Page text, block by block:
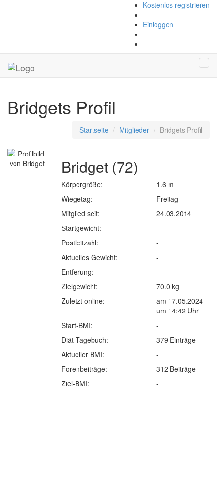
Kostenlos registrieren
Einloggen
Bridgets Profil
Startseite Mitglieder Bridgets Profil
Bridget (72)
Körpergröße:
1.6 m
Wiegetag:
Freitag
Mitglied seit:
24.03.2014
Startgewicht:
-
Postleitzahl:
-
Aktuelles Gewicht:
-
Entferung:
-
Zielgewicht:
70.0 kg
Zuletzt online:
am 17.05.2024
um 14:42 Uhr
Start-BMI:
-
Diät-Tagebuch:
379 Einträge
Aktueller BMI:
-
Forenbeiträge:
312 Beiträge
Ziel-BMI:
-